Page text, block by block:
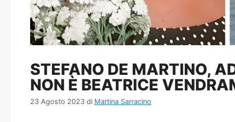
STEFANO DE MARTINO,
NON È BEATRICE
23 Agosto 2023 di Martina Sarracino